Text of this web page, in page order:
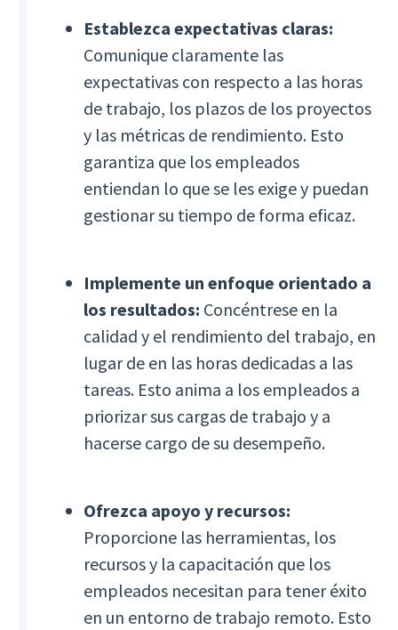
Establezca expectativas claras:
Comunique claramente las
expectativas con respecto a las horas
de trabajo, los plazos de los proyectos
y las métricas de rendimiento. Esto
garantiza que los empleados
entiendan lo que se les exige y puedan
gestionar su tiempo de forma eficaz.
Implemente un enfoque orientado a
los resultados: Concéntrese en la
calidad y el rendimiento del trabajo, en
lugar de en las horas dedicadas a las
tareas. Esto anima a los empleados a
priorizar sus cargas de trabajo y a
hacerse cargo de su desempeño.
Ofrezca apoyo y recursos:
Proporcione las herramientas, los
recursos y la capacitación que los
empleados necesitan para tener éxito
en un entorno de trabajo remoto. Esto